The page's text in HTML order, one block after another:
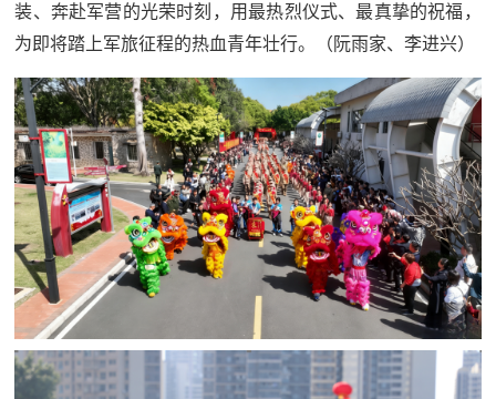
装、奔赴军营的光荣时刻，用最热烈仪式、最真挚的祝福，
为即将踏上军旅征程的热血青年壮行。（阮雨家、李进兴）